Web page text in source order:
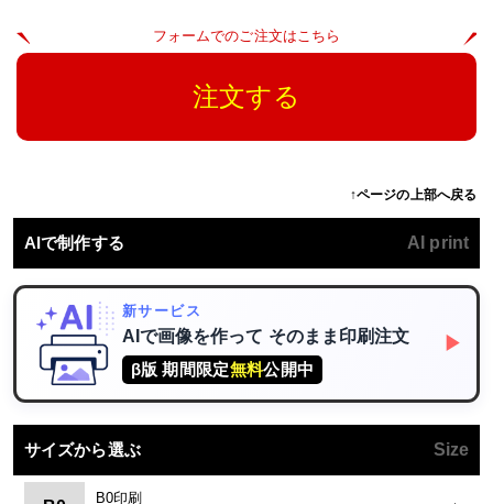
フォームでのご注文はこちら
注文する
↑ページの上部へ戻る
AIで制作する AI print
新サービス
AIで画像を作って そのまま印刷注文
β版 期間限定無料公開中
▶
サイズから選ぶ Size
B0印刷